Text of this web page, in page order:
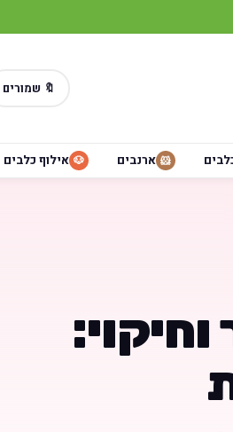
🔖 שמורים
🐹 ארנבים 🐶 אילוף כלבים
וחיקוי: